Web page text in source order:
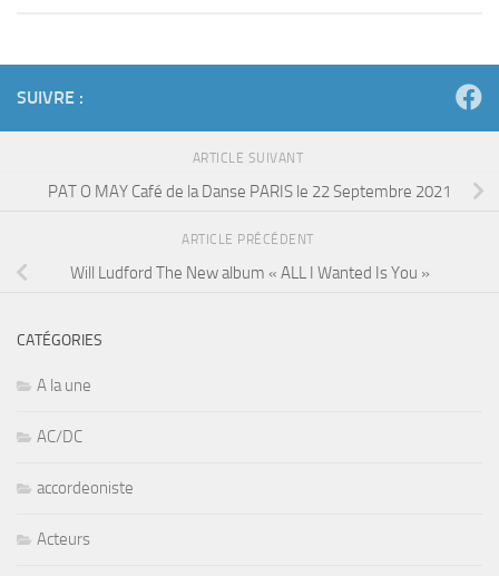
SUIVRE :
ARTICLE SUIVANT
PAT O MAY Café de la Danse PARIS le 22 Septembre 2021
ARTICLE PRÉCÉDENT
Will Ludford The New album « ALL I Wanted Is You »
CATÉGORIES
A la une
AC/DC
accordeoniste
Acteurs